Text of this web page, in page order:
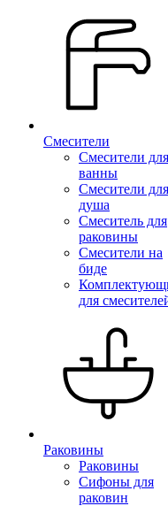
Смесители
Смесители для
ванны
Смесители для
душа
Смеситель для
раковины
Смесители на
биде
для
Раковины
Раковины
Сифоны для
раковин